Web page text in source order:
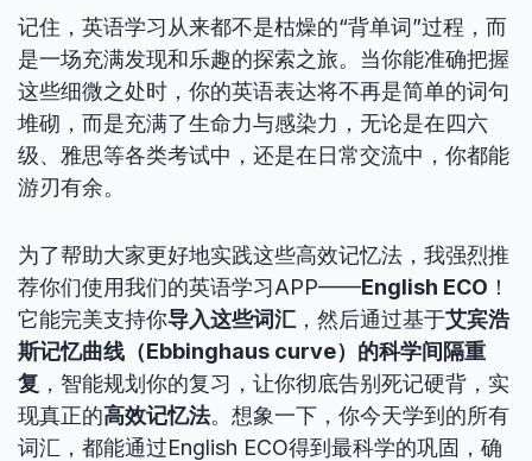
记住，英语学习从来都不是枯燥的“背单词”过程，而
是一场充满发现和乐趣的探索之旅。当你能准确把握
这些细微之处时，你的英语表达将不再是简单的词句
堆砌，而是充满了生命力与感染力，无论是在四六
级、雅思等各类考试中，还是在日常交流中，你都能
游刃有余。
为了帮助大家更好地实践这些高效记忆法，我强烈推
荐你们使用我们的英语学习APP——English ECO ！
它能完美支持你导入这些词汇 ，然后通过基于艾宾浩
斯记忆曲线（Ebbinghaus curve）的科学间隔重
复 ，智能规划你的复习，让你彻底告别死记硬背，实
现真正的高效记忆法。想象一下，你今天学到的所有
词汇，都能通过English ECO得到最科学的巩固，确